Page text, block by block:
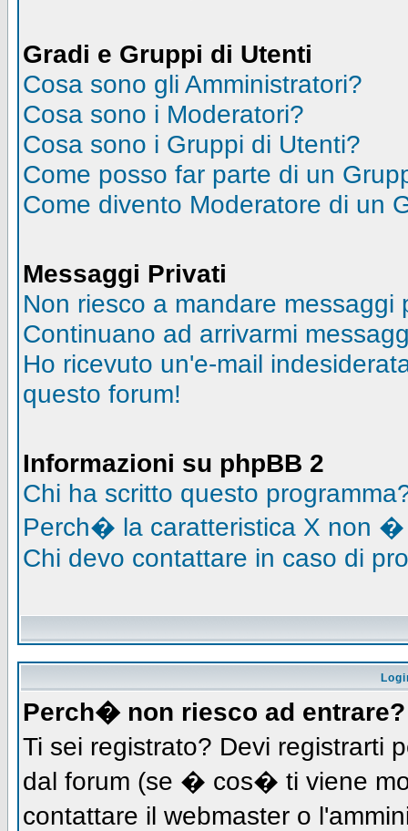
Gradi e Gruppi di Utenti
Cosa sono gli Amministratori?
Cosa sono i Moderatori?
Cosa sono i Gruppi di Utenti?
Come posso far parte di un
Come divento Moderatore di un
Messaggi Privati
Non riesco a mandare messaggi
Continuano ad arrivarmi
Ho ricevuto un'e-mail
questo forum!
Informazioni su phpBB 2
Chi ha scritto questo
Perch� la caratteristica X non �
Chi devo contattare in caso di
Perch� non riesco ad entrare?
Ti sei registrato? Devi registrarti
dal forum (se � cos� ti viene
contattare il webmaster o